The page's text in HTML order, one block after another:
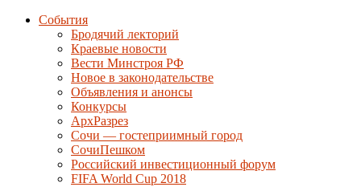
События
Бродячий лекторий
Краевые новости
Вести Минстроя РФ
Новое в законодательстве
Объявления и анонсы
Конкурсы
АрхРазрез
Сочи — гостеприимный город
СочиПешком
Российский инвестиционный форум
FIFA World Cup 2018